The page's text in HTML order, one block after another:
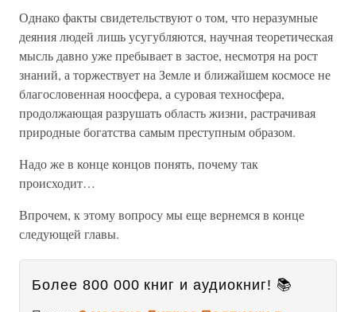
Однако факты свидетельствуют о том, что неразумные
деяния людей лишь усугубляются, научная теоретическая
мысль давно уже пребывает в застое, несмотря на рост
знаний, а торжествует на Земле и ближайшем космосе не
благословенная ноосфера, а суровая техносфера,
продолжающая разрушать область жизни, растрачивая
природные богатства самым преступным образом.
Надо же в конце концов понять, почему так
происходит…
Впрочем, к этому вопросу мы еще вернемся в конце
следующей главы.
Более 800 000 книг и аудиокниг! 📚